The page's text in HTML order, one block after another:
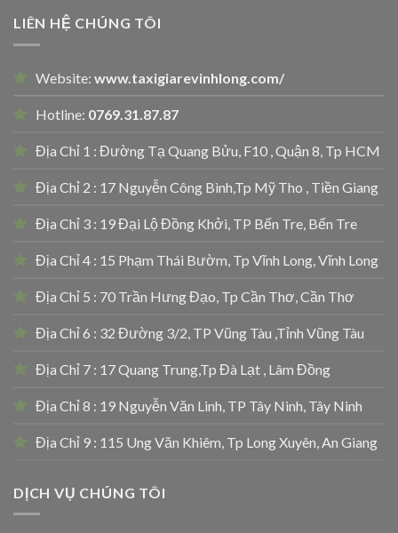
LIÊN HỆ CHÚNG TÔI
Website: www.taxigiarevinhlong.com/
Hotline: 0769.31.87.87
Địa Chỉ 1 : Đường Tạ Quang Bửu, F10 , Quận 8, Tp HCM
Địa Chỉ 2 : 17 Nguyễn Công Bình,Tp Mỹ Tho , Tiền Giang
Địa Chỉ 3 : 19 Đại Lộ Đồng Khởi, TP Bến Tre, Bến Tre
Địa Chỉ 4 : 15 Phạm Thái Bườm, Tp Vĩnh Long, Vĩnh Long
Địa Chỉ 5 : 70 Trần Hưng Đạo, Tp Cần Thơ, Cần Thơ
Địa Chỉ 6 : 32 Đường 3/2, TP Vũng Tàu ,Tỉnh Vũng Tàu
Địa Chỉ 7 : 17 Quang Trung,Tp Đà Lạt , Lâm Đồng
Địa Chỉ 8 : 19 Nguyễn Văn Linh, TP Tây Ninh, Tây Ninh
Địa Chỉ 9 : 115 Ung Văn Khiêm, Tp Long Xuyên, An Giang
DỊCH VỤ CHÚNG TÔI